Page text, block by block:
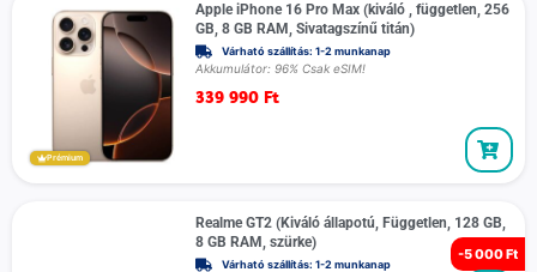
Prémium
Apple iPhone 16 Pro Max (kiváló , független, 256
GB, 8 GB RAM, Sivatagszínű titán)
Várható szállítás: 1-2 munkanap
Akkumulátor: 96% Csak eSIM!
339 990 Ft
-5 000 Ft
Realme GT2 (Kiváló állapotú, Független, 128 GB,
8 GB RAM, szürke)
Várható szállítás: 1-2 munkanap